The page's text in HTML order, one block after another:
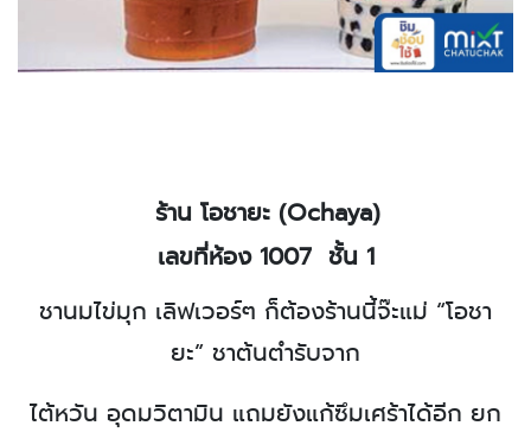
ร้าน โอชายะ (Ochaya)
เลขที่ห้อง 1007 ชั้น 1
ชานมไข่มุก เลิฟเวอร์ๆ ก็ต้องร้านนี้จ๊ะแม่ “โอชา
ยะ” ชาต้นตำรับจาก
ไต้หวัน อุดมวิตามิน แถมยังแก้ซึมเศร้าได้อีก ยก